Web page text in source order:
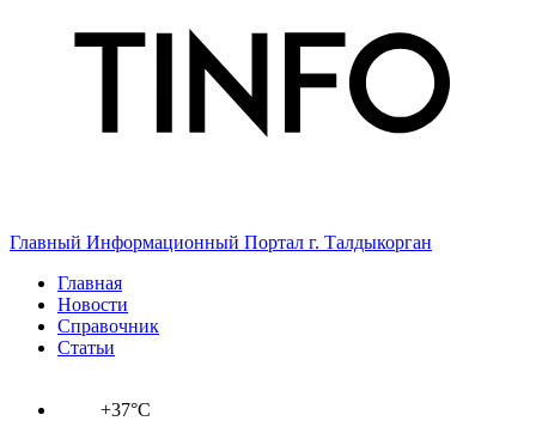
Главный Информационный Портал г. Талдыкорган
Главная
Новости
Справочник
Статьи
+37°C